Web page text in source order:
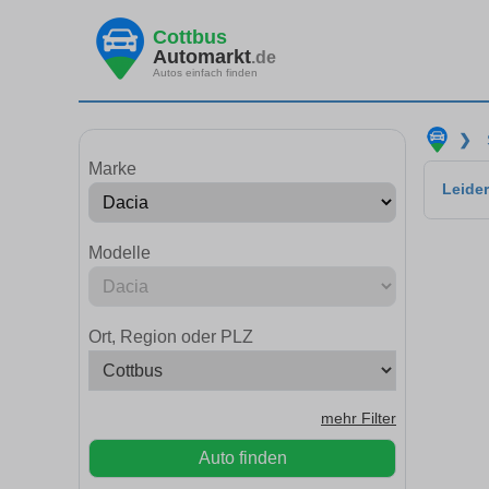
Cottbus
Automarkt.de
Autos einfach finden
Marke
Modelle
Ort, Region oder PLZ
mehr Filter
Auto finden
❯